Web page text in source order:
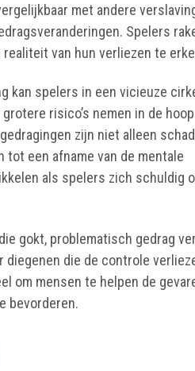
met andere
Spelers
van hun verliezen te
kan spelers in een vicieuze
risico’s nemen in de
zijn niet alleen
tot een afname van de mentale
als spelers zich schuldig
gokt, problematisch gedrag
die de controle
om mensen te helpen de
bevorderen.